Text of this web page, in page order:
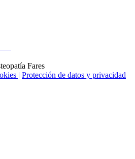
Fares
| Protección de datos y privacidad